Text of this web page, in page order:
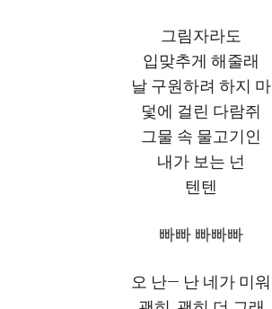
그림자라도
입맞추게 해줄래
날 구원하려 하지 마
덫에 걸린 다람쥐
그물 속 물고기인
내가 보는 넌
텐텐
빠빠 빠빠빠
오 난— 난 네가 미워